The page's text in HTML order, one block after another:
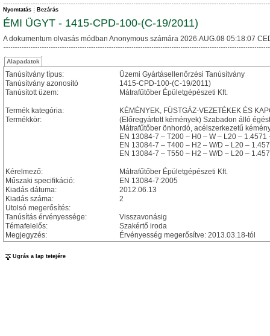
Nyomtatás Bezárás
ÉMI ÜGYT - 1415-CPD-100-(C-19/2011)
A dokumentum olvasás módban Anonymous számára 2026.AUG.08 05:18:07
Alapadatok
Tanúsítvány típus:
Üzemi Gyártásellenőrzési Tanúsítvány
Tanúsítvány azonosító
1415-CPD-100-(C-19/2011)
Tanúsított üzem:
Mátrafűtőber Épületgépészeti Kft.
Termék kategória:
KÉMÉNYEK, FÜSTGÁZ-VEZETÉKEK ÉS
Termékkör:
(Előregyártott kémények) Szabadon álló
Mátrafűtőber önhordó, acélszerkezetű
EN 13084-7 – T200 – H0 – W – L20 – 1.4571
EN 13084-7 – T400 – H2 – W/D – L20 –
EN 13084-7 – T550 – H2 – W/D – L20 –
Kérelmező:
Mátrafűtőber Épületgépészeti Kft.
Műszaki specifikáció:
EN 13084-7:2005
Kiadás dátuma:
2012.06.13
Kiadás száma:
2
Utolsó megerősítés:
Tanúsítás érvényessége:
Visszavonásig
Témafelelős:
Szakértő iroda
Megjegyzés:
Érvényesség megerősítve: 2013.03.18-tól
Ugrás a lap tetejére